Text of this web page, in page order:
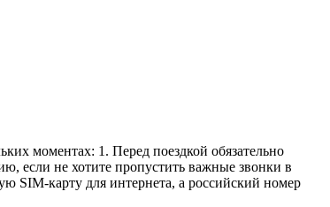
моментах: 1. Перед поездкой обязательно
если не хотите пропустить важные звонки в
SIM-карту для интернета, а российский номер